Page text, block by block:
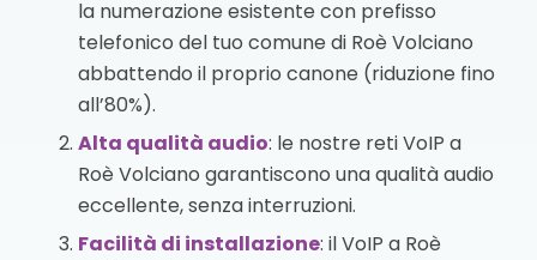
la numerazione esistente con prefisso
telefonico del tuo comune di Roè Volciano
abbattendo il proprio canone (riduzione fino
all’80%).
Alta qualità audio: le nostre reti VoIP a
Roè Volciano garantiscono una qualità audio
eccellente, senza interruzioni.
Facilità di installazione: il VoIP a Roè